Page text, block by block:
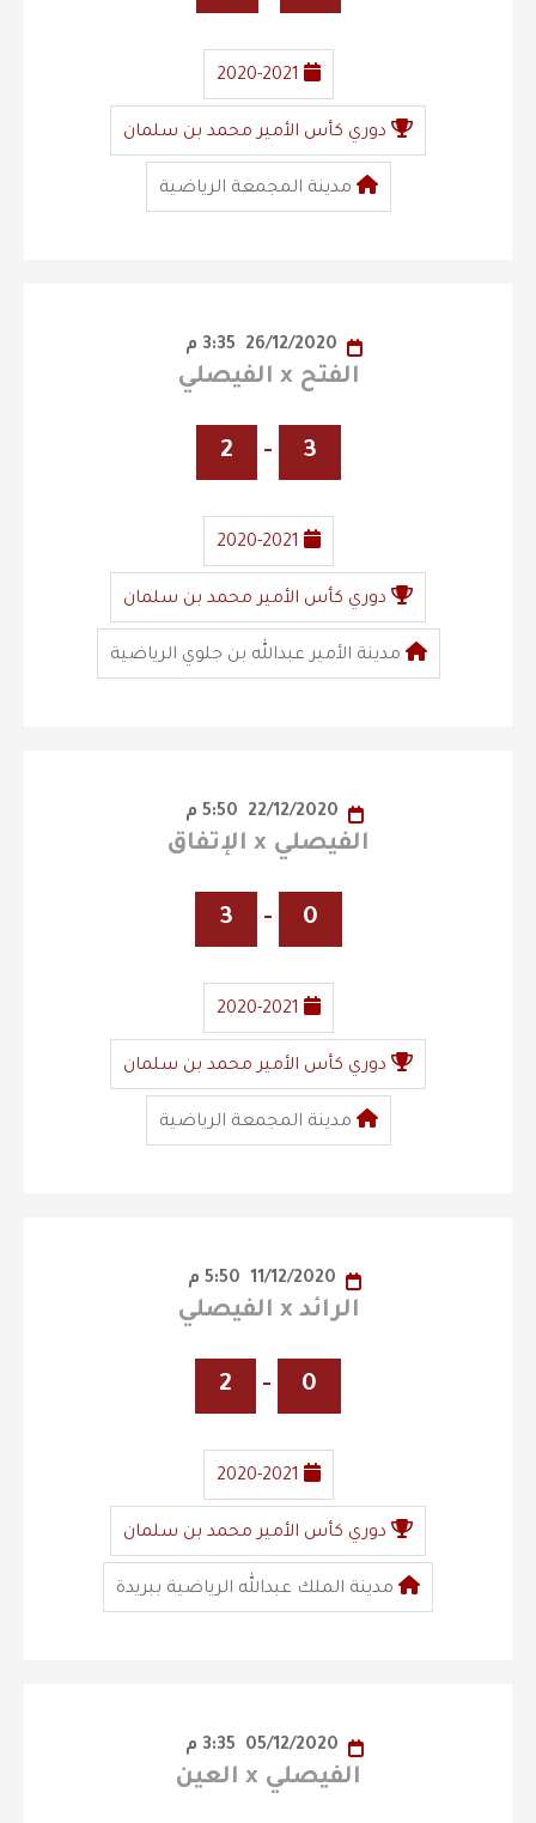
2020-2021
دوري كأس الأمير محمد بن سلمان
مدينة المجمعة الرياضية
الفتح x الفيصلي
3
-
2
2020-2021
دوري كأس الأمير محمد بن سلمان
مدينة الأمير عبدالله بن جلوي الرياضية
الفيصلي x الإتفاق
0
-
3
2020-2021
دوري كأس الأمير محمد بن سلمان
مدينة المجمعة الرياضية
الرائد x الفيصلي
0
-
2
2020-2021
دوري كأس الأمير محمد بن سلمان
مدينة الملك عبدالله الرياضية ببريدة
الفيصلي x العين